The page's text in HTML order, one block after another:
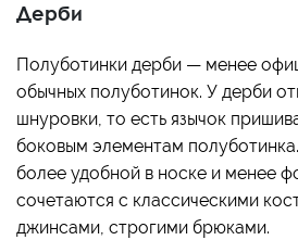
Дерби
Полуботинки дерби — менее
обычных полуботинок. У дерби
шнуровки, то есть язычок
боковым элементам
более удобной в носке и менее
сочетаются с классическими
джинсами, строгими брюками.